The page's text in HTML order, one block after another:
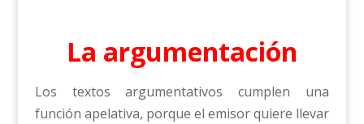
La argumentación
Los textos argumentativos cumplen una
función apelativa, porque el emisor quiere llevar